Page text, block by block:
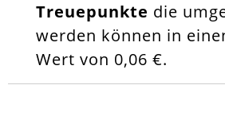
Treuepunkte die
werden können in
Wert von 0,06 €.